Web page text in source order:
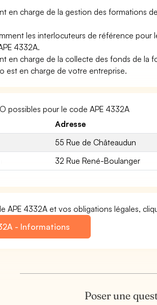
en charge de la gestion des formations
les interlocuteurs de référence pour
4332A.
en charge de la collecte des fonds de la
est en charge de votre entreprise.
possibles pour le code APE 4332A
Adresse
55 Rue de Châteaudun
32 Rue René-Boulanger
APE 4332A et vos obligations légales,
- Informations
Poser une